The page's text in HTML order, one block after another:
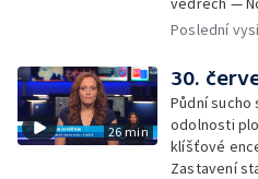
— Květinová
Poslední
26 min
30.
Půdní
odolnosti
klíšťové
Zastavení